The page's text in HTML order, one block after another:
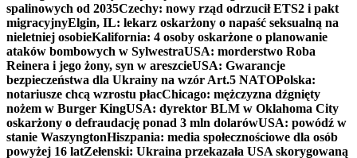
spalinowych od 2035Czechy: nowy rząd odrzucił ETS2 i pakt
migracyjnyElgin, IL: lekarz oskarżony o napaść seksualną na
nieletniej osobieKalifornia: 4 osoby oskarżone o planowanie
ataków bombowych w SylwestraUSA: morderstwo Roba
Reinera i jego żony, syn w areszcieUSA: Gwarancje
bezpieczeństwa dla Ukrainy na wzór Art.5 NATOPolska:
notariusze chcą wzrostu płacChicago: mężczyzna dźgnięty
nożem w Burger KingUSA: dyrektor BLM w Oklahoma City
oskarżony o defraudację ponad 3 mln dolarówUSA: powódź w
stanie WaszyngtonHiszpania: media społecznościowe dla osób
powyżej 16 latZełenski: Ukraina przekazała USA skorygowaną